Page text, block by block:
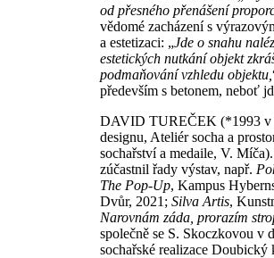
od přesného přenášení
vědomé zacházení s
a estetizaci: „Jde o snahu
estetických nutkání objekt
podmaňování vzhledu objektu,
především s betonem, neboť
DAVID TUREČEK (*1993 v
designu, Ateliér socha a
sochařství a medaile, V.
zúčastnil řady výstav, např.
The Pop-Up, Kampus
Dvůr, 2021; Silva Artis,
Narovnám záda, prorazím
společně se S. Skoczkovou v
sochařské realizace